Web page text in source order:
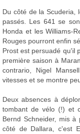
Du côté de la Scuderia,
passés. Les 641 se
Honda et les Williams-
Rouges pourront enfin
Prost est persuadé qu'il
première saison à
contrario, Nigel
vitesses et se montre
Deux absences à
tombant de vélo (!) et
Bernd Schneider, mis à
côté de Dallara, c'est